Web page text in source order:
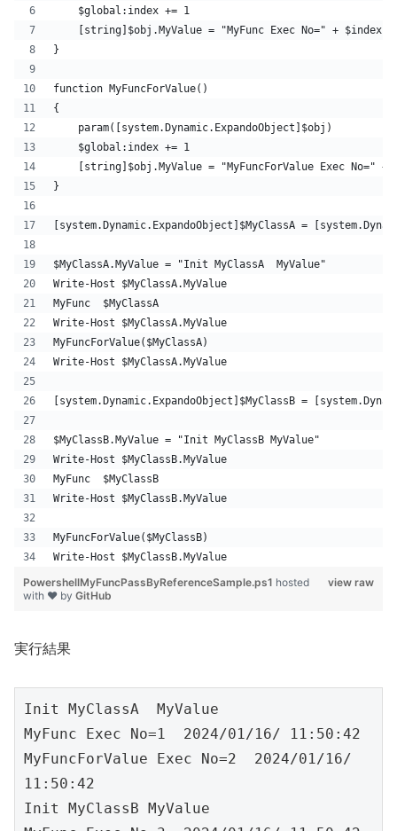
    $global:index += 1
[string]$obj.MyValue = "MyFunc Exec No=" + $index
}
function MyFuncForValue()
{
    param([system.Dynamic.ExpandoObject]$obj)
    $global:index += 1
[string]$obj.MyValue = "MyFuncForValue Exec No="
}
[system.Dynamic.ExpandoObject]$MyClassA =
$MyClassA.MyValue = "Init MyClassA  MyValue"
Write-Host $MyClassA.MyValue
MyFunc  $MyClassA
Write-Host $MyClassA.MyValue
MyFuncForValue($MyClassA)
Write-Host $MyClassA.MyValue
[system.Dynamic.ExpandoObject]$MyClassB =
$MyClassB.MyValue = "Init MyClassB MyValue"
Write-Host $MyClassB.MyValue
MyFunc  $MyClassB
Write-Host $MyClassB.MyValue
MyFuncForValue($MyClassB)
Write-Host $MyClassB.MyValue
view raw
PowershellMyFuncPassByReferenceSample.ps1 hosted
with ❤ by GitHub
実行結果
Init MyClassA  MyValue
MyFunc Exec No=1  2024/01/16/ 11:50:42
MyFuncForValue Exec No=2  2024/01/16/
11:50:42
Init MyClassB MyValue